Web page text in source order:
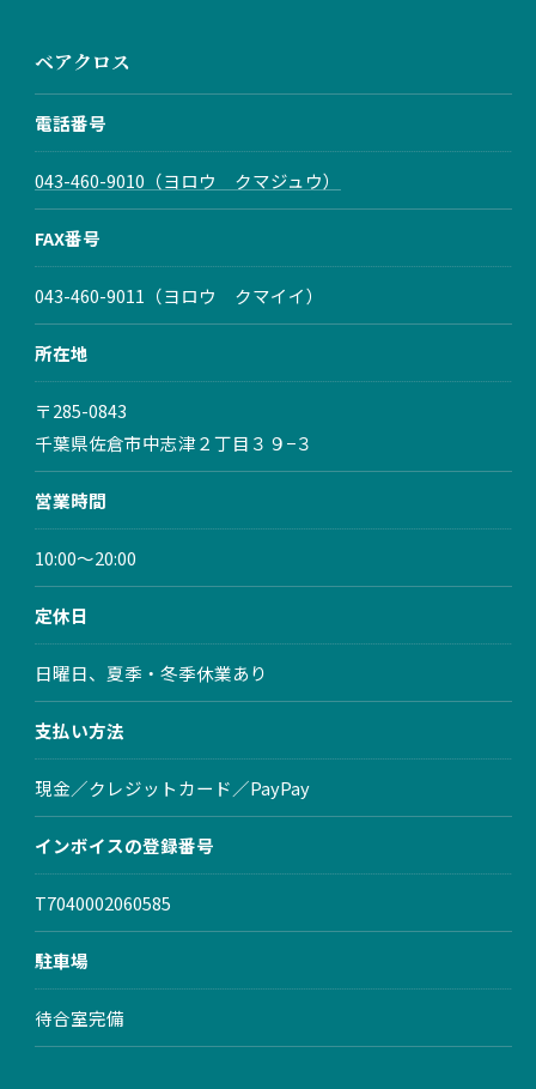
ベアクロス
電話番号
043-460-9010（ヨロウ クマジュウ）
FAX番号
043-460-9011（ヨロウ クマイイ）
所在地
〒285-0843
千葉県佐倉市中志津２丁目３９−３
営業時間
10:00～20:00
定休日
日曜日、夏季・冬季休業あり
支払い方法
現金／クレジットカード／PayPay
インボイスの登録番号
T7040002060585
駐車場
待合室完備